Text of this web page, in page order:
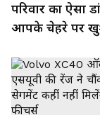
परिवार का ऐसा
आपके चेहरे पर